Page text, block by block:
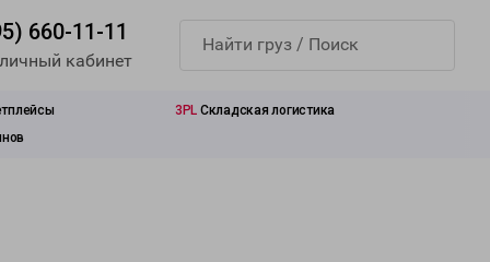
660-11-11
кабинет
3PL Складская логистика